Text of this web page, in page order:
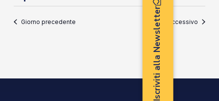
Giorno precedente Giorno successivo
Iscriviti alla Newsletter